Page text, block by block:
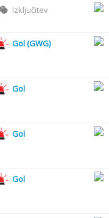
Izključitev
Gol (GWG)
Gol
Gol
Gol